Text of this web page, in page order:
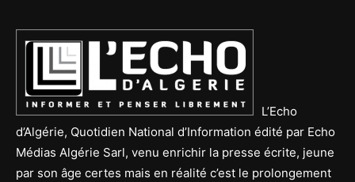
L’Echo
d’Algérie, Quotidien National d’Information édité par Echo
Médias Algérie Sarl, venu enrichir la presse écrite, jeune
par son âge certes mais en réalité c’est le prolongement